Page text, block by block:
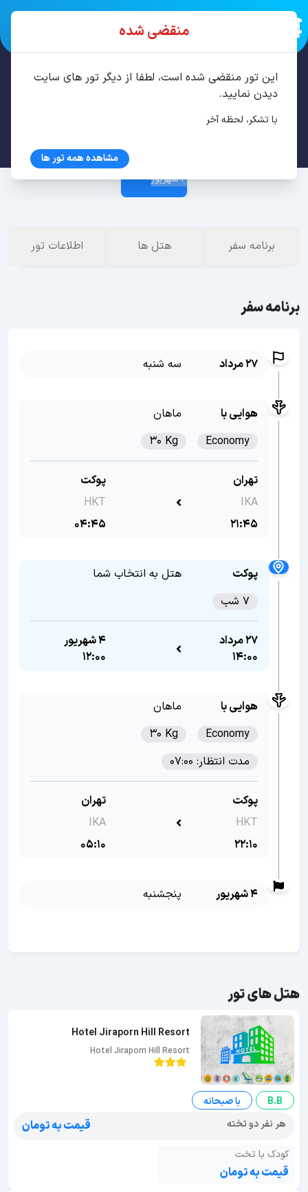
4 شهریور
برنامه سفر هتل ها اطلاعات تور
برنامه سفر
27 مرداد سه شنبه
هوایی با
ماهان
Economy
30 Kg
تهران
IKA
21:45
پوکت
HKT
04:45
پوکت
هتل به انتخاب شما
7 شب
27 مرداد
14:00
4 شهریور
12:00
هوایی با
ماهان
Economy
30 Kg
مدت انتظار: 07:00
پوکت
HKT
22:10
تهران
IKA
05:10
4 شهریور پنجشنبه
هتل های تور
Hotel Jiraporn Hill Resort
Hotel Jiraporn Hill Resort
B.B
با صبحانه
هر نفر دو تخته
قیمت به تومان
کودک با تخت
قیمت به تومان
منقضی شده
این تور منقضی شده است، لطفا از دیگر تور های سایت
دیدن نمایید.
با تشکر، لحظه آخر
مشاهده همه تور ها